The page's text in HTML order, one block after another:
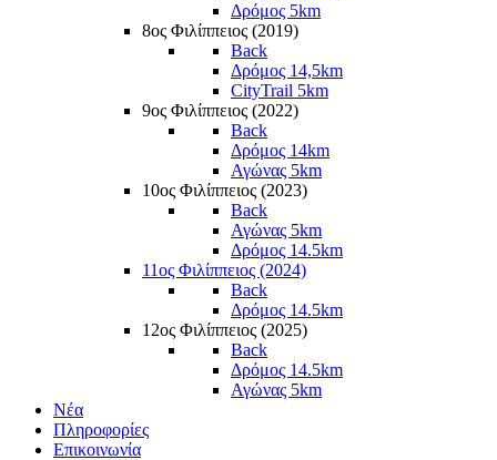
Δρόμος 5km
8ος Φιλίππειος (2019)
Back
Δρόμος 14,5km
CityTrail 5km
9ος Φιλίππειος (2022)
Back
Δρόμος 14km
Αγώνας 5km
10ος Φιλίππειος (2023)
Back
Αγώνας 5km
Δρόμος 14.5km
11ος Φιλίππειος (2024)
Back
Δρόμος 14.5km
12ος Φιλίππειος (2025)
Back
Δρόμος 14.5km
Αγώνας 5km
Νέα
Πληροφορίες
Επικοινωνία